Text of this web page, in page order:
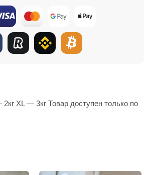
XL — 3кг Товар доступен только по